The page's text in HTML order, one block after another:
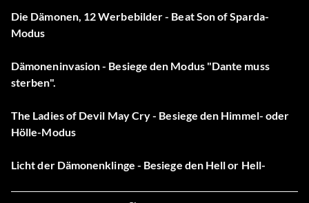
Die Dämonen, 12 Werbebilder - Beat Son of Sparda-
Modus
Dämoneninvasion - Besiege den Modus "Dante muss
sterben".
The Ladies of Devil May Cry - Besiege den Himmel- oder
Hölle-Modus
Licht der Dämonenklinge - Besiege den Hell or Hell-